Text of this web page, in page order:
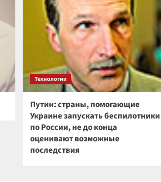
Технологии
Путин: страны, помогающие
Украине запускать беспилотники
по России, не до конца
оценивают возможные
последствия